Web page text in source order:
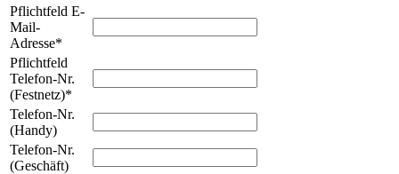
Pflichtfeld E-
Mail-
Adresse*
Pflichtfeld
Telefon-Nr.
(Festnetz)*
Telefon-Nr.
(Handy)
Telefon-Nr.
(Geschäft)